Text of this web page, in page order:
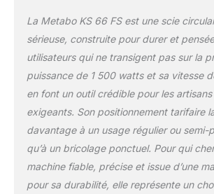
La Metabo KS 66 FS est une scie
sérieuse, construite pour durer et
utilisateurs qui ne transigent pas sur la
puissance de 1 500 watts et sa vitesse
en font un outil crédible pour les
exigeants. Son positionnement tarifaire
davantage à un usage régulier ou semi-
qu’à un bricolage ponctuel. Pour qui
machine fiable, précise et issue d’une
pour sa durabilité, elle représente un